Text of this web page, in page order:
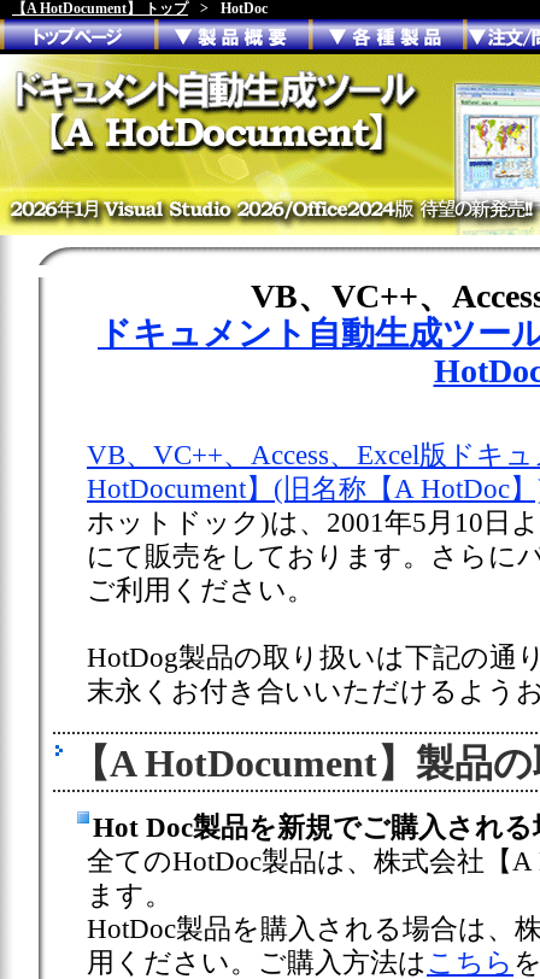
【A HotDocument】 トップ > HotDoc
VB、VC++、
ドキュメント自動生成ツー
VB、VC++、Access、Excel版ドキ
HotDocument】(旧名称【A HotDoc
ホットドック)は、2001年5月10日
にて販売をしております。さらに
ご利用ください。
HotDog製品の取り扱いは下記の通
末永くお付き合いいただけるよう
【A HotDocument】製品
Hot Doc製品を新規でご購入される
全てのHotDoc製品は、株式会社【
ます。
HotDoc製品を購入される場合は、
用ください。ご購入方法はこちら